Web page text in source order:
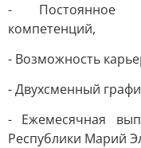
- Постоянное
компетенций,
- Возможность
- Двухсменный
- Ежемесячная
Республики Марий